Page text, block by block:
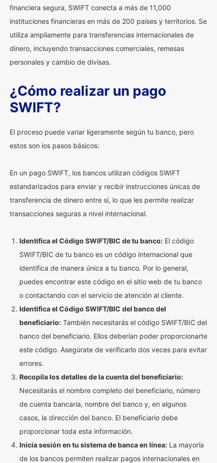
financiera segura, SWIFT conecta a más de 11,000
instituciones financieras en más de 200 países y territorios. Se
utiliza ampliamente para transferencias internacionales de
dinero, incluyendo transacciones comerciales, remesas
personales y cambio de divisas.
¿Cómo realizar un pago
SWIFT?
El proceso puede variar ligeramente según tu banco, pero
estos son los pasos básicos:
En un pago SWIFT, los bancos utilizan códigos SWIFT
estandarizados para enviar y recibir instrucciones únicas de
transferencia de dinero entre sí, lo que les permite realizar
transacciones seguras a nivel internacional.
Identifica el Código SWIFT/BIC de tu banco: El código
SWIFT/BIC de tu banco es un código internacional que
identifica de manera única a tu banco. Por lo general,
puedes encontrar este código en el sitio web de tu banco
o contactando con el servicio de atención al cliente.
Identifica el Código SWIFT/BIC del banco del
beneficiario: También necesitarás el código SWIFT/BIC del
banco del beneficiario. Ellos deberían poder proporcionarte
este código. Asegúrate de verificarlo dos veces para evitar
errores.
Recopila los detalles de la cuenta del beneficiario:
Necesitarás el nombre completo del beneficiario, número
de cuenta bancaria, nombre del banco y, en algunos
casos, la dirección del banco. El beneficiario debe
proporcionar toda esta información.
Inicia sesión en tu sistema de banca en línea: La mayoría
de los bancos permiten realizar pagos internacionales en